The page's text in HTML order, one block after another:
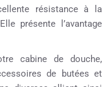
résistance à la
présente l’avantage
cabine de douche,
de butées et